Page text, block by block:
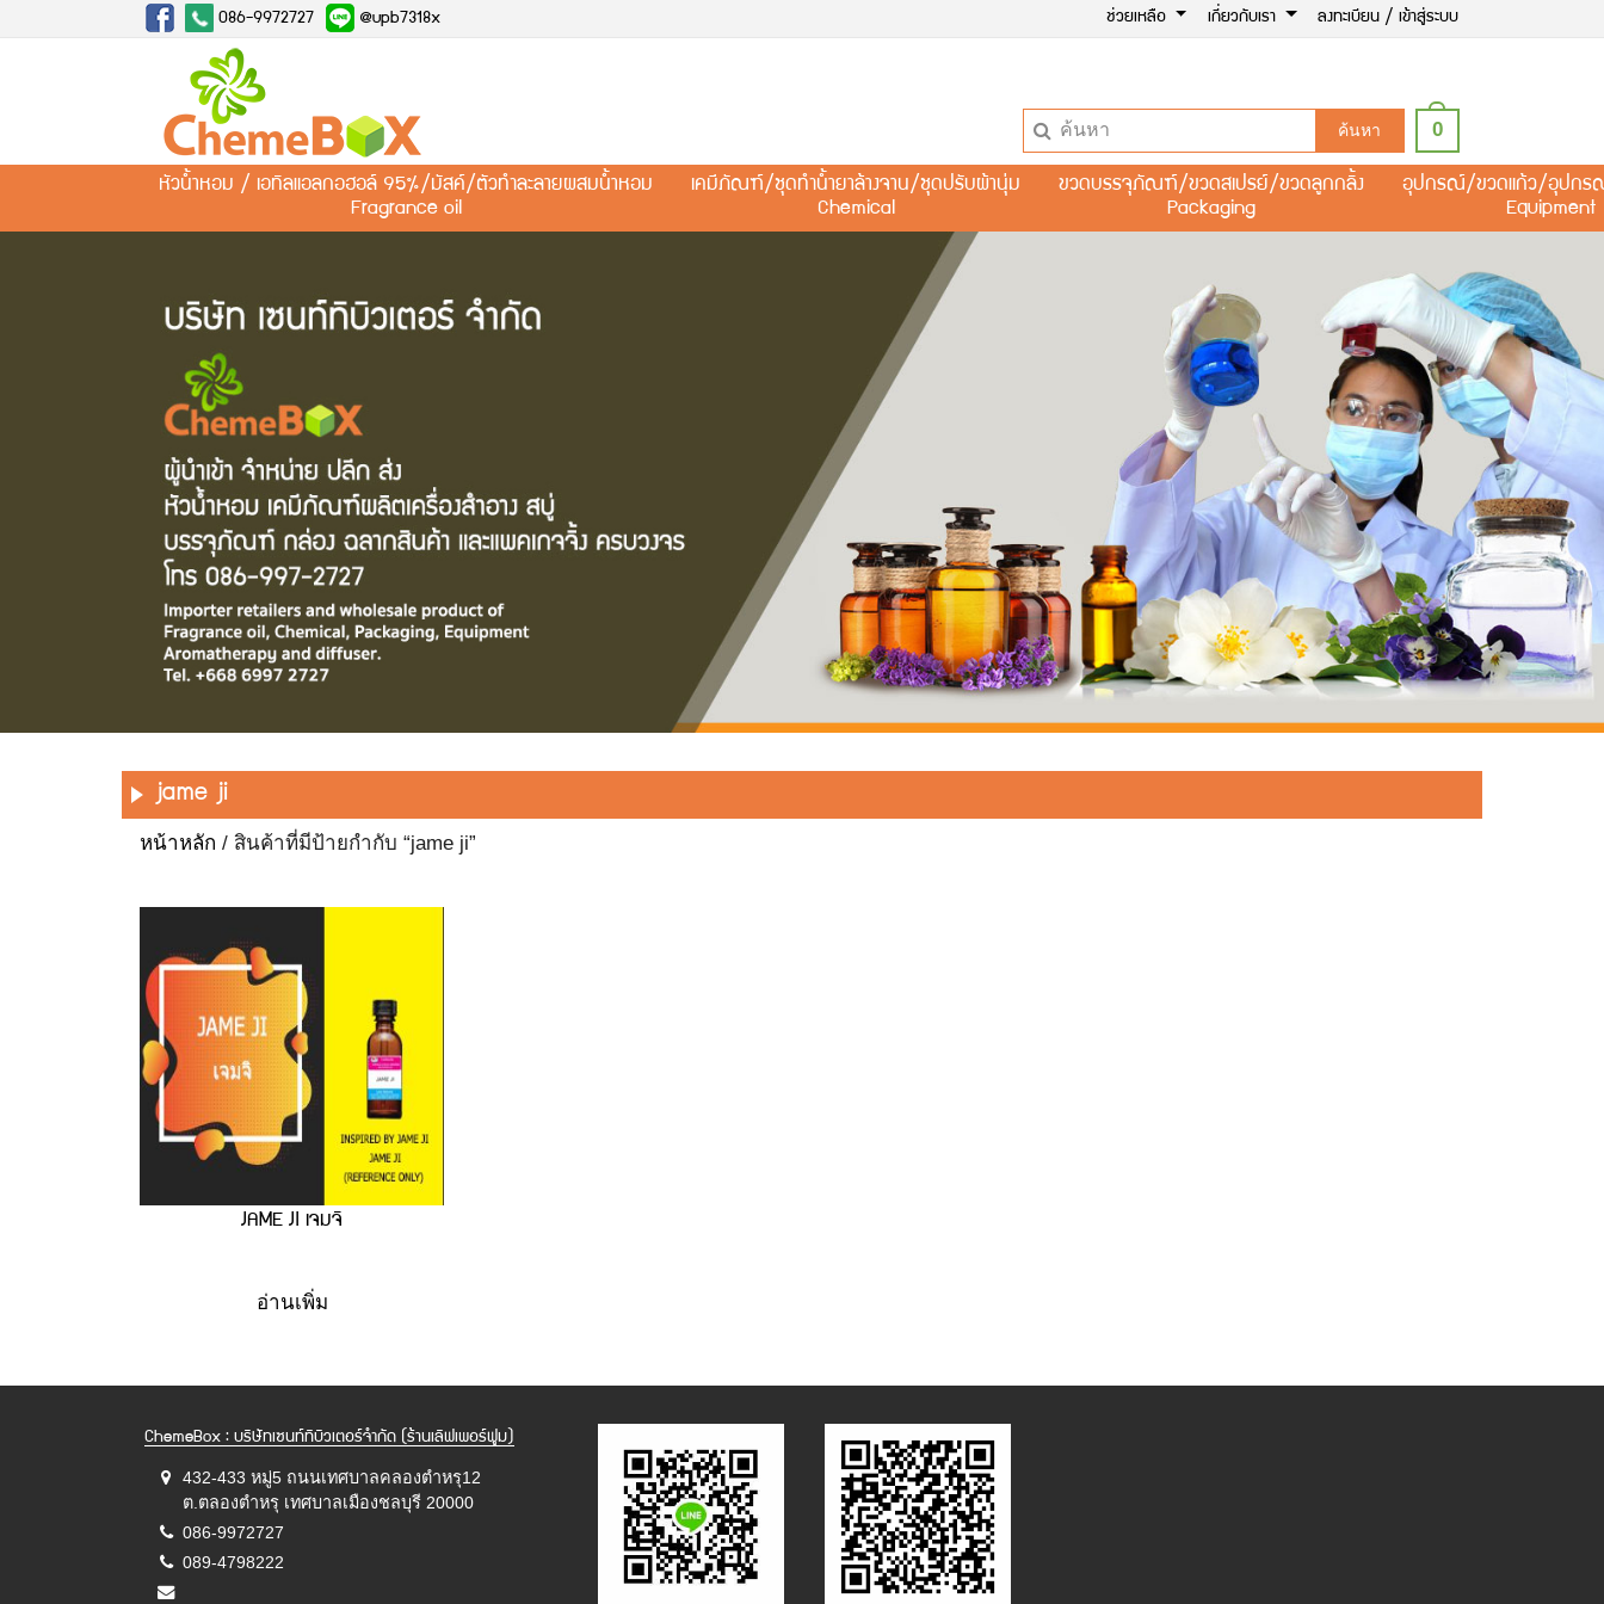
086-9972727 @upb7318x ช่วยเหลือ เกี่ยวกับเรา ลงทะเบียน / เข้าสู่ระบบ
ค้นหา 0
หัวน้ำหอม / เอทิลแอลกอฮอล์ 95%/มัสค์/ตัวทำละลายผสมน้ำหอม
Fragrance oil
เคมีภัณฑ์/ชุดทำน้ำยาล้างจาน/ชุดปรับผ้านุ่ม
Chemical
ขวดบรรจุภัณฑ์/ขวดสเปรย์/ขวดลูกกลิ้ง
Packaging
อุปกรณ์/ขวดแก้ว/อุปกร
Equipment
jame ji
หน้าหลัก / สินค้าที่มีป้ายกำกับ “jame ji”
JAME JI เจมจิ
อ่านเพิ่ม
ChemeBox : บริษัทเซนท์ทิบิวเตอร์จำกัด (ร้านเลิฟเพอร์ฟูม)
432-433 หมู่5 ถนนเทศบาลคลองตำหรุ12
ต.ตลองตำหรุ เทศบาลเมืองชลบุรี 20000
086-9972727
089-4798222